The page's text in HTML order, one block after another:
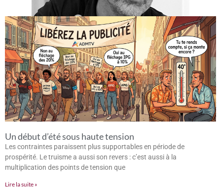
Un début d’été sous haute tension
Les contraintes paraissent plus supportables en période de
prospérité. Le truisme a aussi son revers : c’est aussi à la
multiplication des points de tension que
Lire la suite »